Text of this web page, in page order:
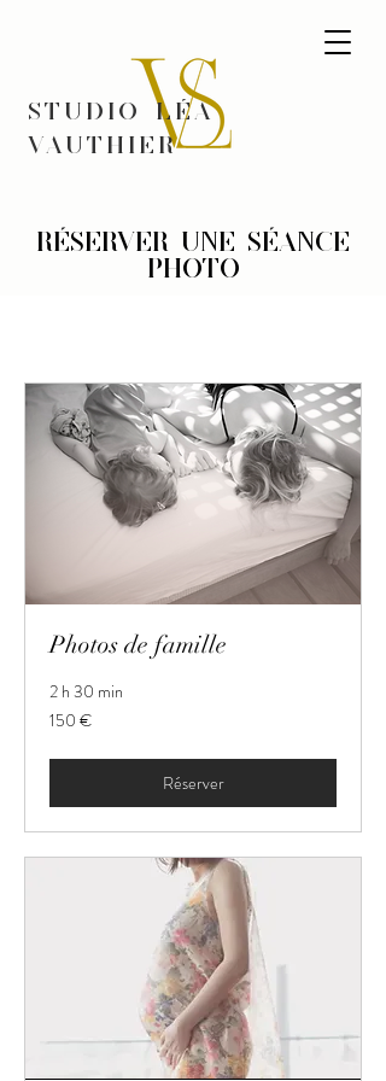
STUDIO LÉA
VAUTHIER
Réserver une séance
photo
Photos de famille
2 h 30 min
150
euros
150 €
Réserver